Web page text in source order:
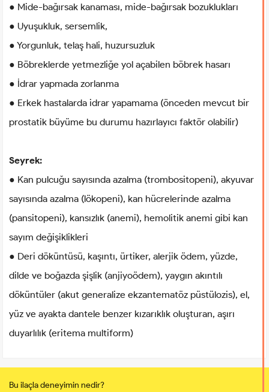
● Mide-bağırsak kanaması, mide-bağırsak bozuklukları
● Uyuşukluk, sersemlik,
● Yorgunluk, telaş hali, huzursuzluk
● Böbreklerde yetmezliğe yol açabilen böbrek hasarı
● İdrar yapmada zorlanma
● Erkek hastalarda idrar yapamama (önceden mevcut bir
prostatik büyüme bu durumu hazırlayıcı faktör olabilir)
Seyrek:
● Kan pulcuğu sayısında azalma (trombositopeni), akyuvar
sayısında azalma (lökopeni), kan hücrelerinde azalma
(pansitopeni), kansızlık (anemi), hemolitik anemi gibi kan
sayım değişiklikleri
● Deri döküntüsü, kaşıntı, ürtiker, alerjik ödem, yüzde,
dilde ve boğazda şişlik (anjiyoödem), yaygın akıntılı
döküntüler (akut generalize ekzantematöz püstülozis), el,
yüz ve ayakta dantele benzer kızarıklık oluşturan, aşırı
duyarlılık (eritema multiform)
Bu ilaçla deneyimin nedir?